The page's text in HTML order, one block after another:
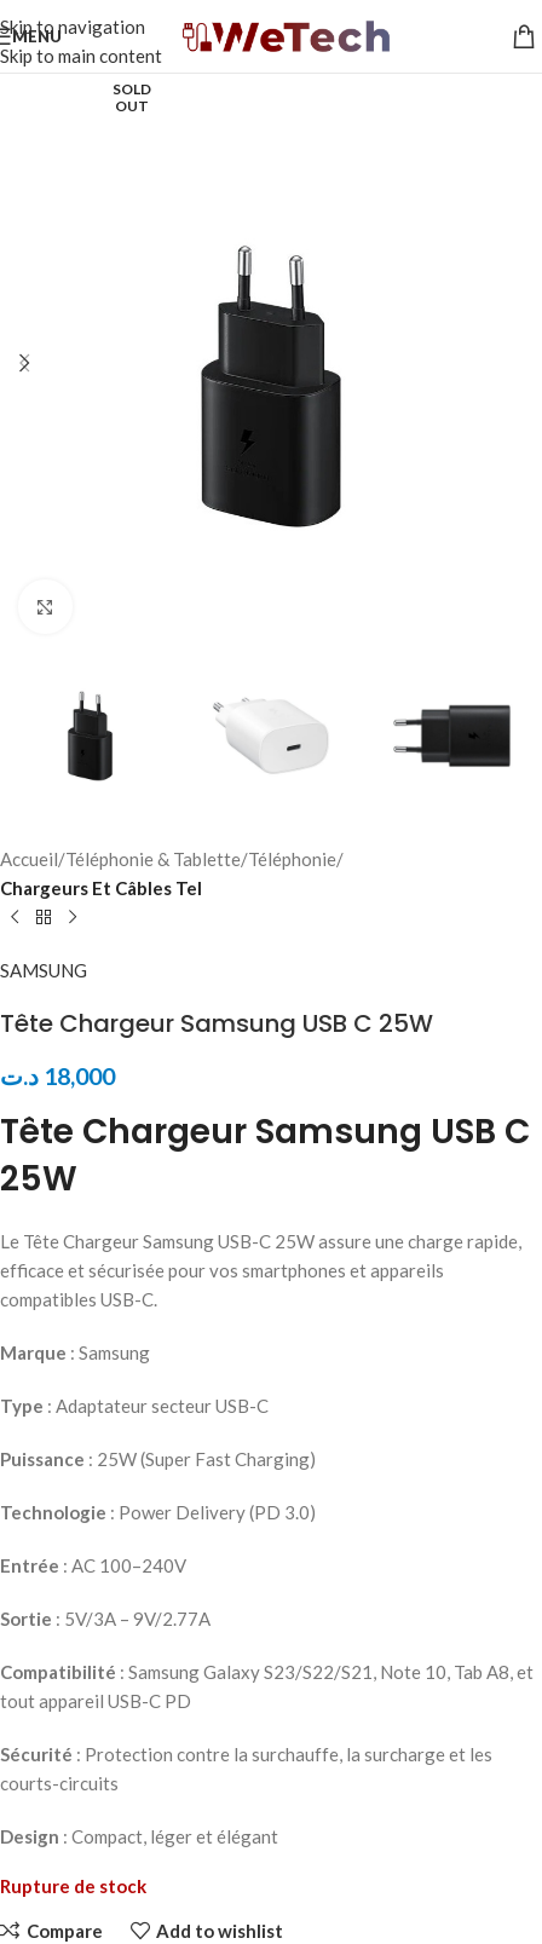
Skip to navigation
Skip to main content
MENU
SOLD
OUT
Accueil Téléphonie & Tablette Téléphonie
Chargeurs Et Câbles Tel
SAMSUNG
Tête Chargeur Samsung USB C 25W
18,000 د.ت
Tête Chargeur Samsung USB C
25W
Le Tête Chargeur Samsung USB-C 25W assure une charge rapide,
efficace et sécurisée pour vos smartphones et appareils
compatibles USB-C.
Marque : Samsung
Type : Adaptateur secteur USB-C
Puissance : 25W (Super Fast Charging)
Technologie : Power Delivery (PD 3.0)
Entrée : AC 100–240V
Sortie : 5V/3A – 9V/2.77A
Compatibilité : Samsung Galaxy S23/S22/S21, Note 10, Tab A8, et
tout appareil USB-C PD
Sécurité : Protection contre la surchauffe, la surcharge et les
courts-circuits
Design : Compact, léger et élégant
Rupture de stock
Compare Add to wishlist